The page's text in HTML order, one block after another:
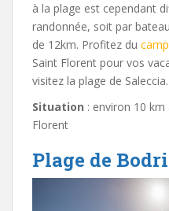
à la plage est cependant
randonnée, soit par
de 12km. Profitez du
Saint Florent pour vos
visitez la plage de Saleccia.
Situation : environ 10
Florent
Plage de